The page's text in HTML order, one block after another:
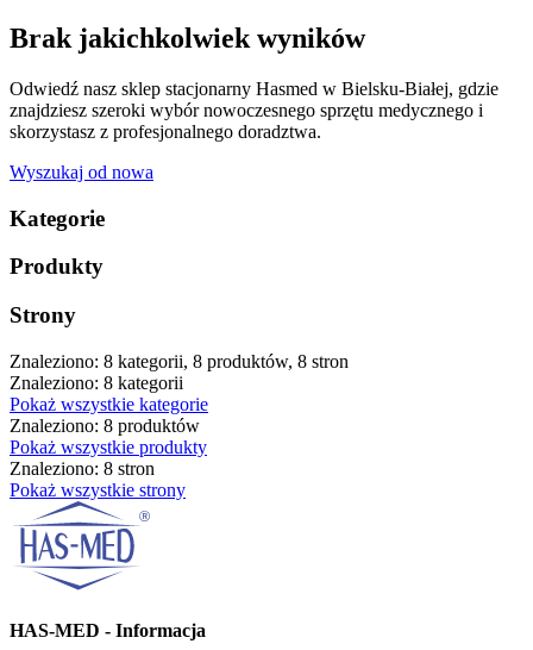
Brak jakichkolwiek wyników
Odwiedź nasz sklep stacjonarny Hasmed w Bielsku-Białej, gdzie
znajdziesz szeroki wybór nowoczesnego sprzętu medycznego i
skorzystasz z profesjonalnego doradztwa.
Wyszukaj od nowa
Kategorie
Produkty
Strony
Znaleziono: 8 kategorii, 8 produktów, 8 stron
Znaleziono: 8 kategorii
Pokaż wszystkie kategorie
Znaleziono: 8 produktów
Pokaż wszystkie produkty
Znaleziono: 8 stron
Pokaż wszystkie strony
HAS-MED - Informacja